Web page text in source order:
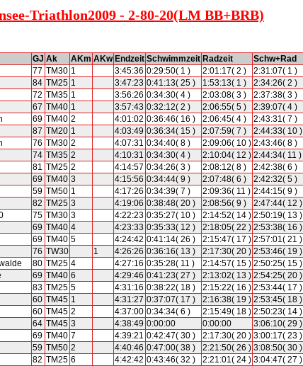
Triathlon2009 - 2-80-20(LM BB+BRB)
GJ Ak AKm AKw Endzeit Schwimmzeit Radzeit Schw+Rad
77 TM30 1 3:45:36 0:29:50( 1 ) 2:01:17( 2 ) 2:31:07( 1 )
84 TM25 1 3:47:23 0:41:13( 25 ) 1:53:13( 1 ) 2:34:26( 2 )
72 TM35 1 3:56:26 0:34:30( 4 ) 2:03:08( 3 ) 2:37:38( 3 )
67 TM40 1 3:57:43 0:32:12( 2 ) 2:06:55( 5 ) 2:39:07( 4 )
69 TM40 2 4:01:02 0:36:46( 16 ) 2:06:45( 4 ) 2:43:31( 7 )
87 TM20 1 4:03:49 0:36:34( 15 ) 2:07:59( 7 ) 2:44:33( 10 )
76 TM30 2 4:07:31 0:34:40( 8 ) 2:09:06( 10 ) 2:43:46( 8 )
74 TM35 2 4:10:31 0:34:30( 4 ) 2:10:04( 12 ) 2:44:34( 11 )
81 TM25 2 4:14:57 0:34:26( 3 ) 2:08:12( 8 ) 2:42:38( 6 )
69 TM40 3 4:15:56 0:34:44( 9 ) 2:07:48( 6 ) 2:42:32( 5 )
59 TM50 1 4:17:26 0:34:39( 7 ) 2:09:36( 11 ) 2:44:15( 9 )
82 TM25 3 4:19:06 0:38:48( 20 ) 2:08:56( 9 ) 2:47:44( 12 )
75 TM30 3 4:22:23 0:35:27( 10 ) 2:14:52( 14 ) 2:50:19( 13 )
69 TM40 4 4:23:33 0:35:33( 12 ) 2:18:05( 22 ) 2:53:38( 16 )
69 TM40 5 4:24:42 0:41:14( 26 ) 2:15:47( 17 ) 2:57:01( 21 )
76 TW30 1 4:26:26 0:36:16( 13 ) 2:17:30( 20 ) 2:53:46( 19 )
80 TM25 4 4:27:16 0:35:28( 11 ) 2:14:57( 15 ) 2:50:25( 15 )
69 TM40 6 4:29:46 0:41:23( 27 ) 2:13:02( 13 ) 2:54:25( 20 )
83 TM25 5 4:31:16 0:38:22( 18 ) 2:15:22( 16 ) 2:53:44( 17 )
60 TM45 1 4:31:27 0:37:07( 17 ) 2:16:38( 19 ) 2:53:45( 18 )
60 TM45 2 4:37:00 0:34:34( 6 ) 2:15:49( 18 ) 2:50:23( 14 )
64 TM45 3 4:38:49 0:00:00 0:00:00 3:06:10( 29 )
69 TM40 7 4:39:21 0:42:47( 30 ) 2:17:30( 20 ) 3:00:17( 23 )
59 TM50 2 4:40:46 0:47:00( 38 ) 2:21:50( 26 ) 3:08:50( 30 )
82 TM25 6 4:42:42 0:43:46( 32 ) 2:21:01( 24 ) 3:04:47( 27 )